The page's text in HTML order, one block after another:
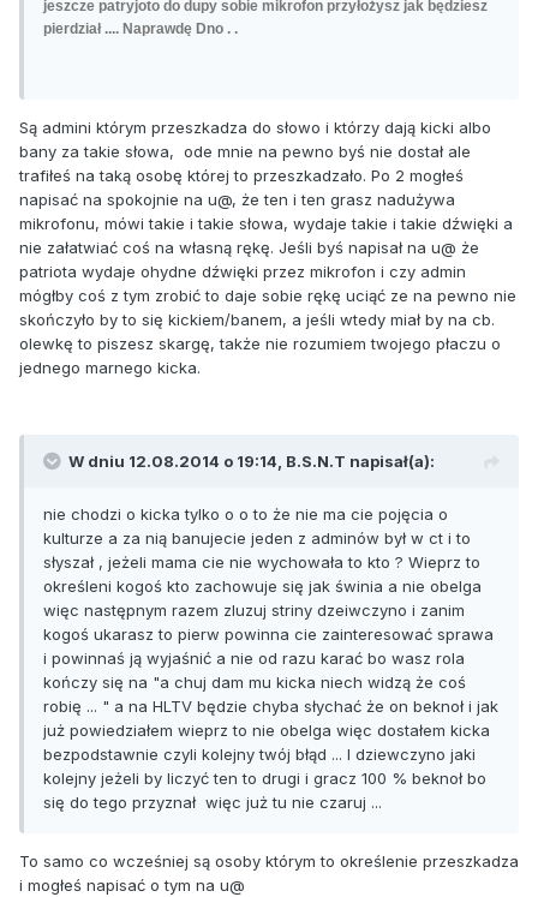
jeszcze patryjoto do dupy sobie mikrofon przyłożysz jak będziesz
pierdział .... Naprawdę Dno . .
Są admini którym przeszkadza do słowo i którzy dają kicki albo
bany za takie słowa, ode mnie na pewno byś nie dostał ale
trafiłeś na taką osobę której to przeszkadzało. Po 2 mogłeś
napisać na spokojnie na u@, że ten i ten grasz nadużywa
mikrofonu, mówi takie i takie słowa, wydaje takie i takie dźwięki a
nie załatwiać coś na własną rękę. Jeśli byś napisał na u@ że
patriota wydaje ohydne dźwięki przez mikrofon i czy admin
mógłby coś z tym zrobić to daje sobie rękę uciąć ze na pewno nie
skończyło by to się kickiem/banem, a jeśli wtedy miał by na cb.
olewkę to piszesz skargę, także nie rozumiem twojego płaczu o
jednego marnego kicka.
W dniu 12.08.2014 o 19:14, B.S.N.T napisał(a):
nie chodzi o kicka tylko o o to że nie ma cie pojęcia o
kulturze a za nią banujecie jeden z adminów był w ct i to
słyszał , jeżeli mama cie nie wychowała to kto ? Wieprz to
określeni kogoś kto zachowuje się jak świnia a nie obelga
więc następnym razem zluzuj striny dzeiwczyno i zanim
kogoś ukarasz to pierw powinna cie zainteresować sprawa
i powinnaś ją wyjaśnić a nie od razu karać bo wasz rola
kończy się na "a chuj dam mu kicka niech widzą że coś
robię ... " a na HLTV będzie chyba słychać że on beknoł i jak
już powiedziałem wieprz to nie obelga więc dostałem kicka
bezpodstawnie czyli kolejny twój błąd ... I dziewczyno jaki
kolejny jeżeli by liczyć ten to drugi i gracz 100 % beknoł bo
się do tego przyznał więc już tu nie czaruj ...
To samo co wcześniej są osoby którym to określenie przeszkadza
i mogłeś napisać o tym na u@